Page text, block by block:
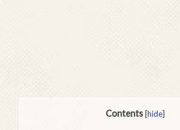
Contents [hide]